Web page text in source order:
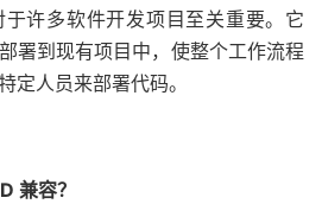
许多软件开发项目至关重要。它
署到现有项目中，使整个工作流程
定人员来部署代码。
兼容？